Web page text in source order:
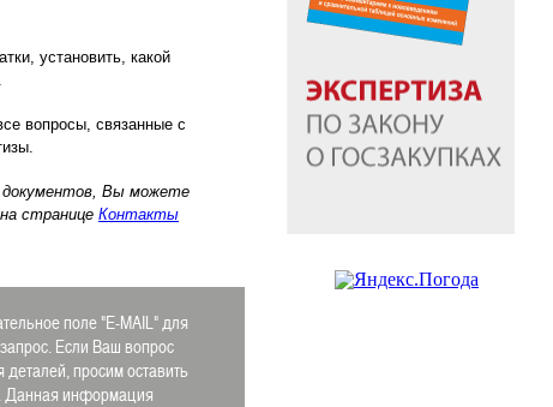
установить, какой
вопросы, связанные с
документов, Вы можете
странице Контакты
поле "E-MAIL" для
Если Ваш вопрос
просим оставить
Данная информация